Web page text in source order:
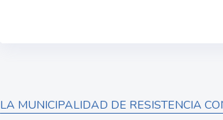
LA MUNICIPALIDAD DE RESISTENCIA